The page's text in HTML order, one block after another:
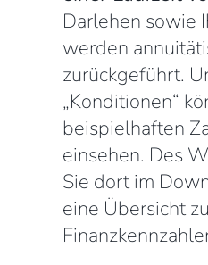
Darlehen sowie
werden
zurückgeführt.
„Konditionen“
beispielhaften
einsehen. Des
Sie dort im
eine Übersicht